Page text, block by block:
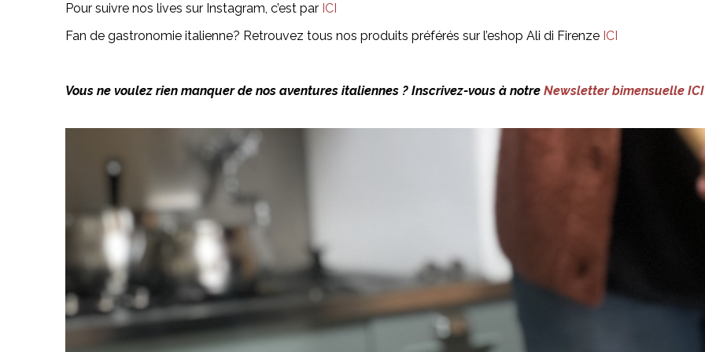
Pour suivre nos lives sur Instagram, c’est par ICI
Fan de gastronomie italienne? Retrouvez tous nos produits préférés sur l’eshop Ali di Firenze ICI
Vous ne voulez rien manquer de nos aventures italiennes ? Inscrivez-vous à notre Newsletter bimensuelle ICI